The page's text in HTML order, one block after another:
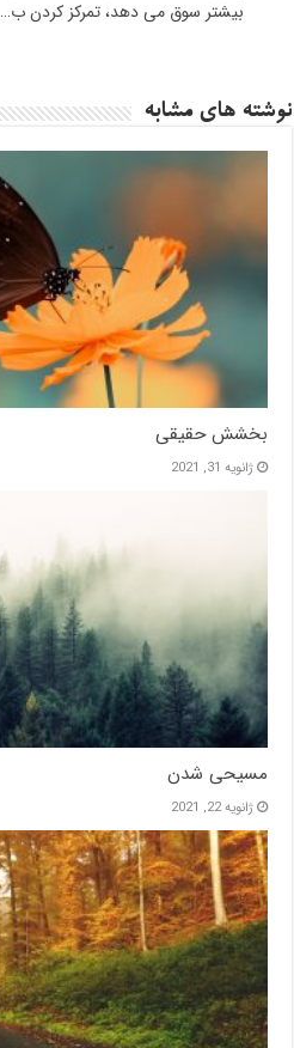
بیشتر سوق می دهد، تمرکز کردن ب…
نوشته های مشابه
بخشش حقیقی
ژانویه 31, 2021
مسیحی شدن
ژانویه 22, 2021